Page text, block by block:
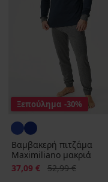
Ξεπούλημα -30%
Βαμβακερή πιτζάμα
Maximiliano μακριά
Έκπτωση
37,09 € Αρχική τιμή
52,99 €